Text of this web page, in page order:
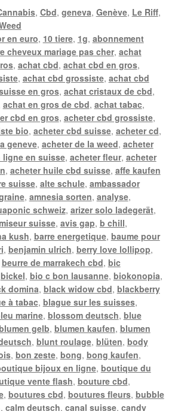
, Cbd, geneva, Genève, Le Riff,
en euro, 10 tiere, 1g, abonnement
cheveux mariage pas cher, achat
, achat cbd, achat cbd en gros,
, achat cbd grossiste, achat cbd
en gros, achat cristaux de cbd,
achat en gros de cbd, achat tabac,
cbd en gros, acheter cbd grossiste,
bio, acheter cbd suisse, acheter cd,
geneve, acheter de la weed, acheter
ligne en suisse, acheter fleur, acheter
, acheter huile cbd suisse, affe kaufen
suisse, alte schule, ambassador
, amnesia sorten, analyse,
schweiz, arizer solo ladegerät,
suisse, avis gap, b chill,
kush, barre energetique, baume pour
, benjamin ulrich, berry love lollipop,
beurre de marrakech cbd, bic
bickel, bio c bon lausanne, biokonopia,
domina, black widow cbd, blackberry
à tabac, blague sur les suisses,
marine, blossom deutsch, blue
gelb, blumen kaufen, blumen
, blunt roulage, blüten, body
, bon zeste, bong, bong kaufen,
bijoux en ligne, boutique du
vente flash, bouture cbd,
, boutures cbd, boutures fleurs, bubble
, calm deutsch, canal suisse, candy